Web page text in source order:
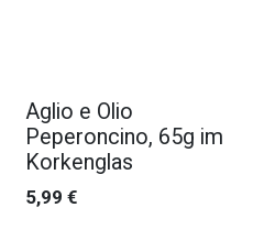
Aglio e Olio
Peperoncino, 65g im
Korkenglas
5,99 €